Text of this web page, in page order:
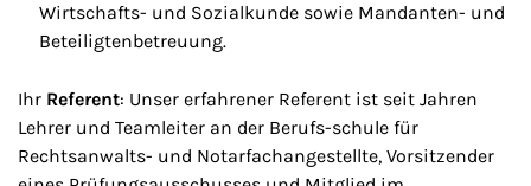
Wirtschafts- und Sozialkunde sowie Mandanten- und
Beteiligtenbetreuung.
Ihr Referent: Unser erfahrener Referent ist seit Jahren
Lehrer und Teamleiter an der Berufs-schule für
Rechtsanwalts- und Notarfachangestellte, Vorsitzender